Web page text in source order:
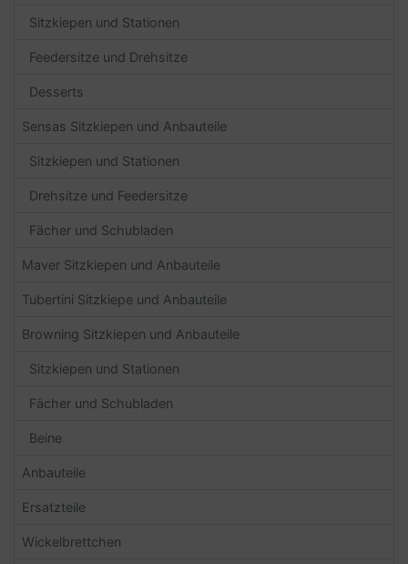
Sitzkiepen und Stationen
Feedersitze und Drehsitze
Desserts
Sensas Sitzkiepen und Anbauteile
Sitzkiepen und Stationen
Drehsitze und Feedersitze
Fächer und Schubladen
Maver Sitzkiepen und Anbauteile
Tubertini Sitzkiepe und Anbauteile
Browning Sitzkiepen und Anbauteile
Sitzkiepen und Stationen
Fächer und Schubladen
Beine
Anbauteile
Ersatzteile
Wickelbrettchen